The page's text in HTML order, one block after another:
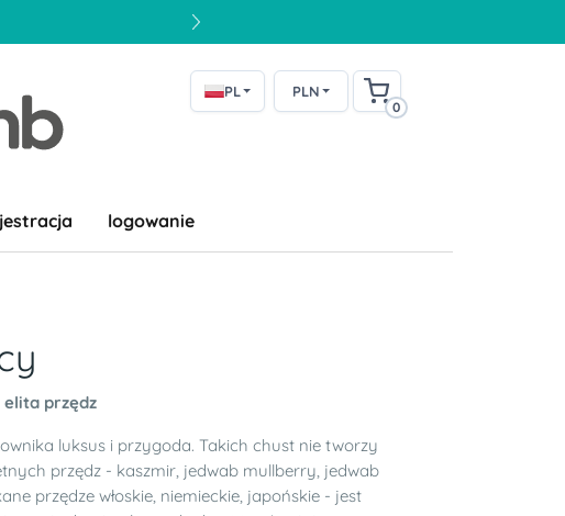
PL PLN
0
logowanie
elita przędz
luksus i przygoda. Takich chust nie tworzy
przędz - kaszmir, jedwab mullberry, jedwab
przędze włoskie, niemieckie, japońskie - jest